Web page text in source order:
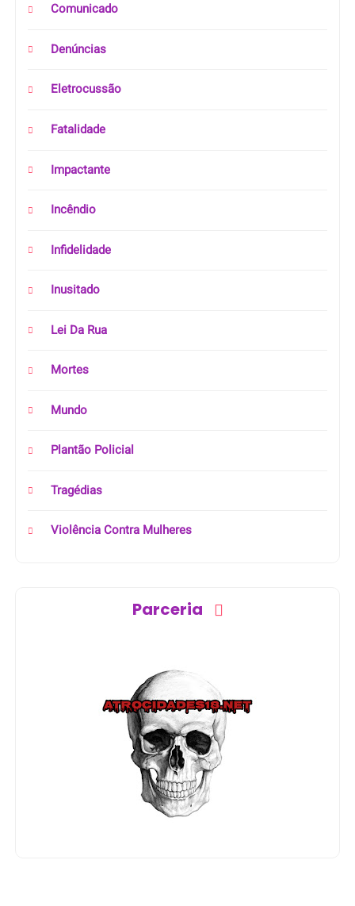
Comunicado
Denúncias
Eletrocussão
Fatalidade
Impactante
Incêndio
Infidelidade
Inusitado
Lei Da Rua
Mortes
Mundo
Plantão Policial
Tragédias
Violência Contra Mulheres
Parceria